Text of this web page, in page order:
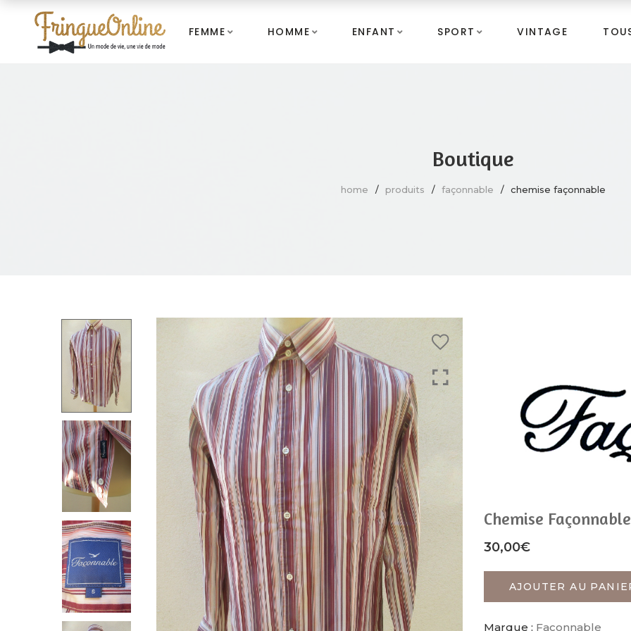
FEMME HOMME ENFANT SPORT VINTAGE
Boutique
home produits façonnable chemise façonnable
Chemise Façonnable
30,00€
AJOUTER AU
Marque : Façonnable